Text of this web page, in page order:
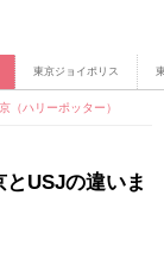
東京ジョイポリス
（ハリーポッター）
とUSJの違いま